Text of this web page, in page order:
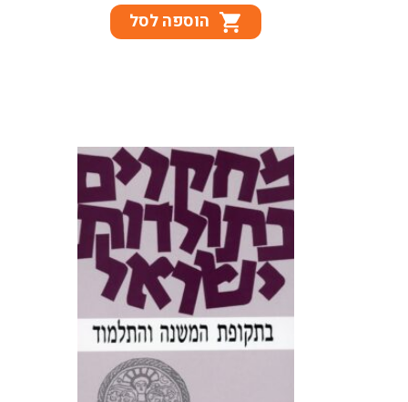
היה:
הוא:
הוספה לסל
לקט מאמרים.